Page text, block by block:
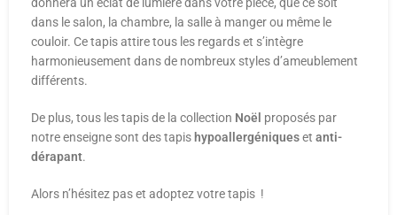
dans le salon, la chambre, la salle à manger ou même le
couloir. Ce tapis attire tous les regards et s’intègre
harmonieusement dans de nombreux styles d’ameublement
différents.
De plus, tous les tapis de la collection Noël proposés par
notre enseigne sont des tapis hypoallergéniqueset anti-
dérapant.
Alors n’hésitez pas et adoptez votre tapis !